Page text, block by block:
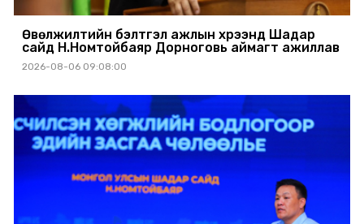
Өвөлжилтийн бэлтгэл ажлын хүрээнд Шадар
сайд Н.Номтойбаяр Дорноговь аймагт ажиллав
2026-08-06 09:08:00